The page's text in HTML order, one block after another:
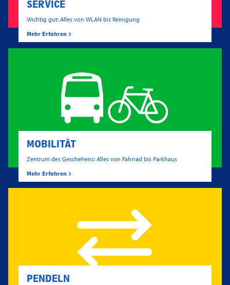
SERVICE
Wichtig gut: Alles von WLAN bis Reinigung
Mehr Erfahren
MOBILITÄT
Zentrum des Geschehens: Alles von Fahrrad bis Parkhaus
Mehr Erfahren
PENDELN